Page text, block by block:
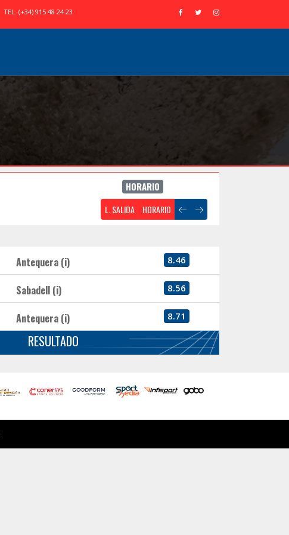
TEL: (+34) 915 48 24 23
HORARIO
L. SALIDA HORARIO
Antequera (i) 8.46
Sabadell (i) 8.56
Antequera (i) 8.71
RESULTADO